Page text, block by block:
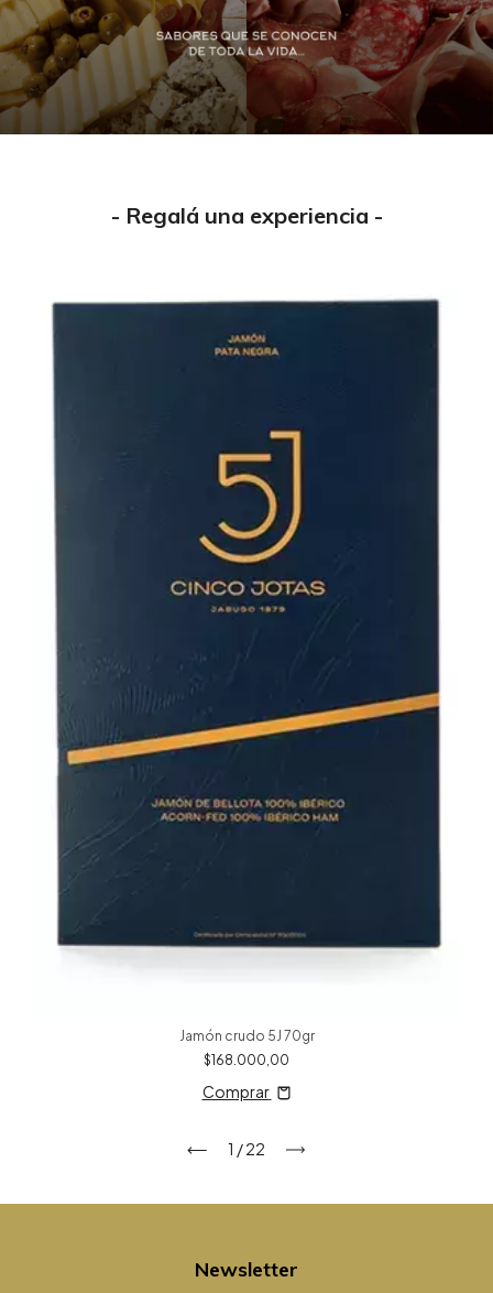
- Regalá una experiencia -
Jamón crudo 5J 70gr
$168.000,00
Comprar
1 /22
Newsletter